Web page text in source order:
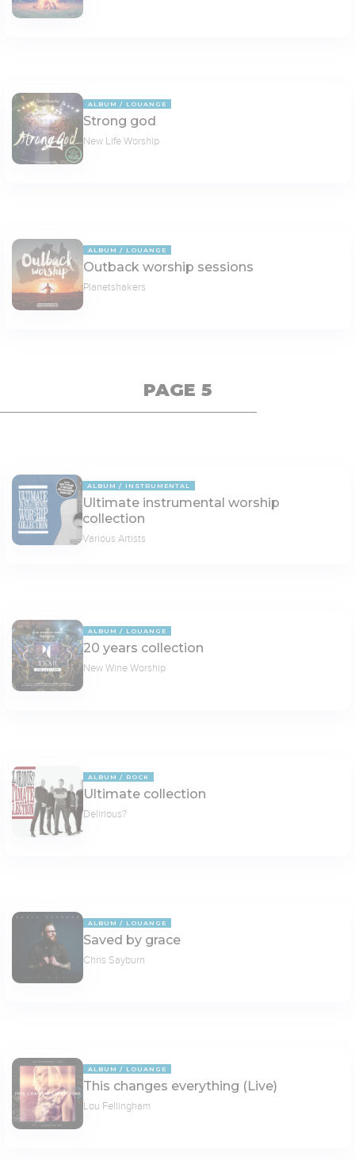
ALBUM LOUANGE
Strong god
New Life Worship
ALBUM LOUANGE
Outback worship sessions
Planetshakers
PAGE 5
ALBUM INSTRUMENTAL
Ultimate instrumental worship
collection
Various Artists
ALBUM LOUANGE
20 years collection
New Wine Worship
ALBUM ROCK
Ultimate collection
Delirious?
ALBUM LOUANGE
Saved by grace
Chris Sayburn
ALBUM LOUANGE
This changes everything (Live)
Lou Fellingham